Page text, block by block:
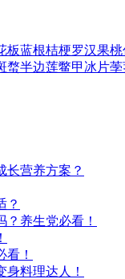
板蓝根桔梗罗汉果桃
蝥半边莲鳖甲 冰片荸
长营养方案？
？
养生党必看！
！
料理达人！